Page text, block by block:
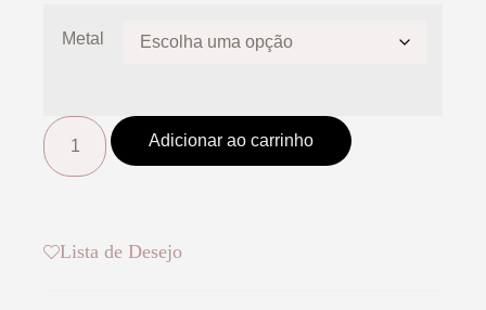
Metal
Adicionar ao carrinho
Lista de Desejo